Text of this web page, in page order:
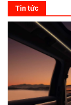
Tin tức